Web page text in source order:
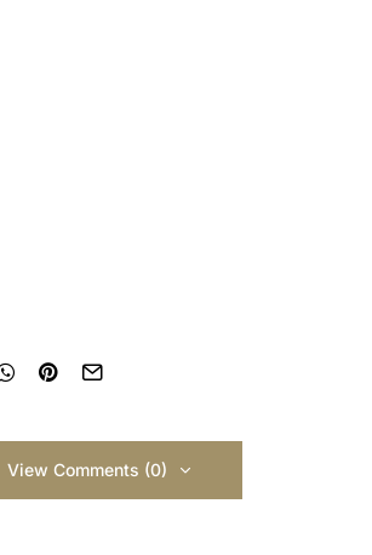
View Comments (0)